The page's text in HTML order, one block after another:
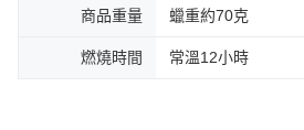
商品重量 蠟重約70克
燃燒時間 常溫12小時